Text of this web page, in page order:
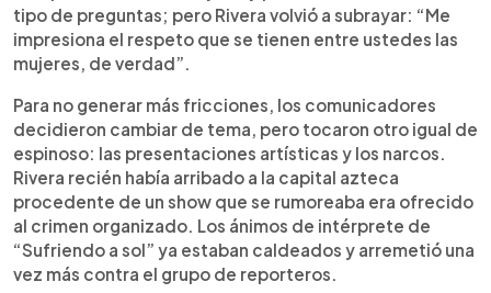
tipo de preguntas; pero Rivera volvió a subrayar: “Me
impresiona el respeto que se tienen entre ustedes las
mujeres, de verdad”.
Para no generar más fricciones, los comunicadores
decidieron cambiar de tema, pero tocaron otro igual de
espinoso: las presentaciones artísticas y los narcos.
Rivera recién había arribado a la capital azteca
procedente de un show que se rumoreaba era ofrecido
al crimen organizado. Los ánimos de intérprete de
“Sufriendo a sol” ya estaban caldeados y arremetió una
vez más contra el grupo de reporteros.